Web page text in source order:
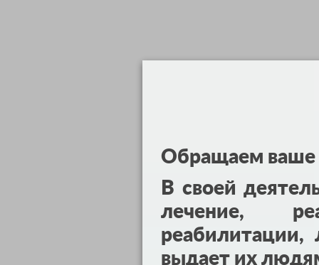
Обращаем ваше
В своей
лечение,
реабилитации,
выдает их